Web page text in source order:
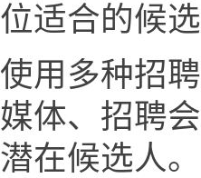
位适合的候
使用多种招
媒体、招聘
潜在候选人